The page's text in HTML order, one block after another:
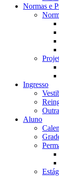
Normas e
Ingresso
Aluno